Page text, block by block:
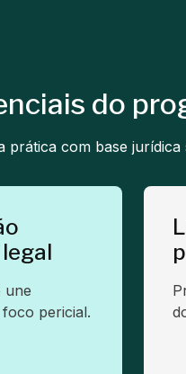
do
prática com base jurídica
une
pericial.